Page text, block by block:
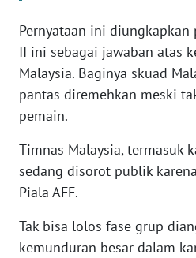
Pernyataan ini diungkapkan
II ini sebagai jawaban atas
Malaysia. Baginya skuad
pantas diremehkan meski
pemain.
Timnas Malaysia, termasuk
sedang disorot publik
Piala AFF.
Tak bisa lolos fase grup
kemunduran besar dalam
PAPUA
WN
PAPUA
BARAT
WN
RIAU
SERAMBI